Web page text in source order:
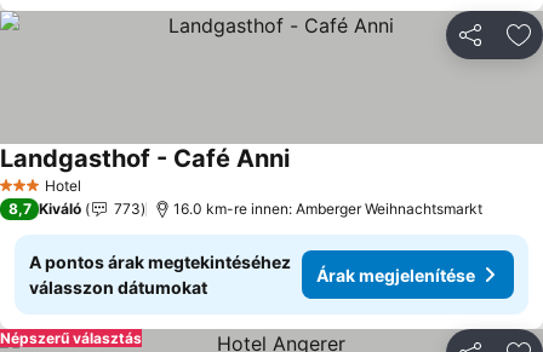
3 Kategória
Hotel
Landgasthof - Café AnniÁrak megjelenítése
8,7 Kiváló 773 16.0 km-re innen: Amberger Weihnachtsmarkt
A pontos árak megtekintéséhez
válasszon dátumokat
Árak megjelenítése
Népszerű választás